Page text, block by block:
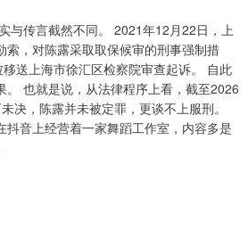
与传言截然不同。 2021年12月22日，上
索，对陈露采取取保候审的刑事强制措
送上海市徐汇区检察院审查起诉。 自此
。 也就是说，从法律程序上看，截至2026
决，陈露并未被定罪，更谈不上服刑。
抖音上经营着一家舞蹈工作室，内容多是